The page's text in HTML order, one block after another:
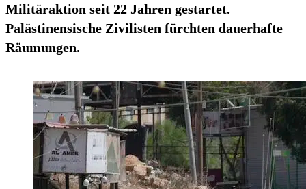
Militäraktion seit 22 Jahren gestartet.
Palästinensische Zivilisten fürchten dauerhafte
Räumungen.